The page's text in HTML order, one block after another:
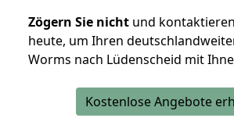
Zögern Sie nicht und
heute, um Ihren
Worms nach Lüdenscheid mit
Kostenlose Angebote